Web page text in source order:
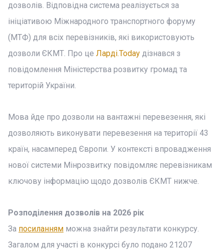
дозволів. Відповідна система реалізується за
ініціативою Міжнародного транспортного форуму
(МТФ) для всіх перевізників, які використовують
дозволи ЄКМТ. Про це Ларді.Today дізнався з
повідомлення Міністерства розвитку громад та
територій України.
Мова йде про дозволи на вантажні перевезення, які
дозволяють виконувати перевезення на території 43
країн, насамперед Європи. У контексті впровадження
нової системи Мінрозвитку повідомляє перевізникам
ключову інформацію щодо дозволів ЄКМТ нижче.
Розподілення дозволів на 2026 рік
За посиланням можна знайти результати конкурсу.
Загалом для участі в конкурсі було подано 21207